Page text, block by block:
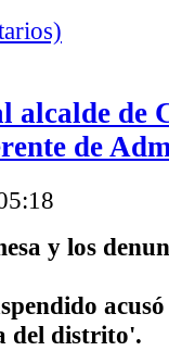
alcalde de
de
y los
del distrito'.